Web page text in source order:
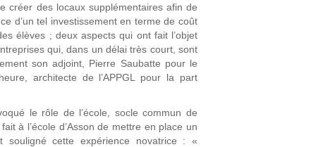
créer des locaux supplémentaires afin de
d’un tel investissement en terme de coût
élèves ; deux aspects qui ont fait l’objet
qui, dans un délai très court, sont
son adjoint, Pierre Saubatte pour le
architecte de l’APPGL pour la part
le rôle de l’école, socle commun de
à l’école d’Asson de mettre en place un
souligné cette expérience novatrice : «